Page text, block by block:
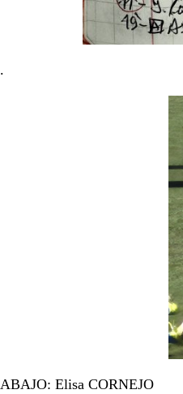
.
ABAJO: Elisa CORNEJO